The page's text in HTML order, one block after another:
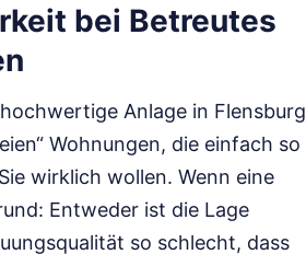
bei Betreutes
Anlage in Flensburg
Wohnungen, die einfach so
wirklich wollen. Wenn eine
Entweder ist die Lage
so schlecht, dass